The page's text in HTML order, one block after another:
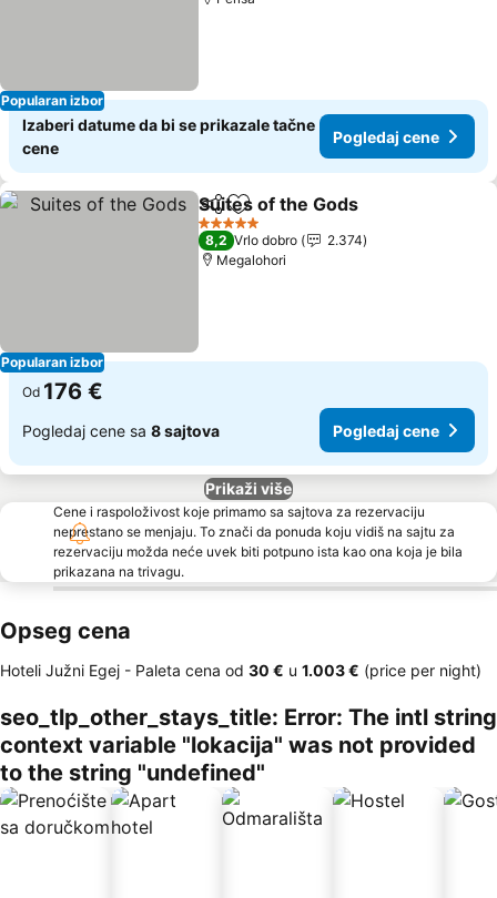
Popularan izbor
Izaberi datume da bi se prikazale tačne
cene
Pogledaj cene
Popularan izbor
Deli Dodati u favorite
Suites of the Gods
5 Zvezdice
8,2 Vrlo dobro
2.374
Megalohori
Od 176 €
Pogledaj cene sa 8 sajtova Pogledaj cene
Prikaži više
Cene i raspoloživost koje primamo sa sajtova za rezervaciju
neprestano se menjaju. To znači da ponuda koju vidiš na sajtu za
rezervaciju možda neće uvek biti potpuno ista kao ona koja je bila
prikazana na trivagu.
Opseg cena
Hoteli Južni Egej - Paleta cena od ‎30 € u ‎1.003 € (price per night)
seo_tlp_other_stays_title: Error: The intl string
context variable "lokacija" was not provided
to the string "undefined"